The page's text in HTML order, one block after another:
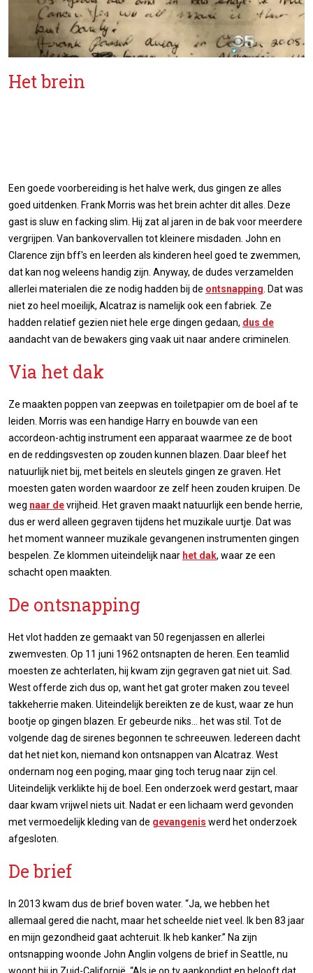
Het brein
Een goede voorbereiding is het halve werk, dus gingen ze alles
goed uitdenken. Frank Morris was het brein achter dit alles. Deze
gast is sluw en facking slim. Hij zat al jaren in de bak voor meerdere
vergrijpen. Van bankovervallen tot kleinere misdaden. John en
Clarence zijn bff's en leerden als kinderen heel goed te zwemmen,
dat kan nog weleens handig zijn. Anyway, de dudes verzamelden
allerlei materialen die ze nodig hadden bij de ontsnapping. Dat was
niet zo heel moeilijk, Alcatraz is namelijk ook een fabriek. Ze
hadden relatief gezien niet hele erge dingen gedaan, dus de
aandacht van de bewakers ging vaak uit naar andere criminelen.
Via het dak
Ze maakten poppen van zeepwas en toiletpapier om de boel af te
leiden. Morris was een handige Harry en bouwde van een
accordeon-achtig instrument een apparaat waarmee ze de boot
en de reddingsvesten op zouden kunnen blazen. Daar bleef het
natuurlijk niet bij, met beitels en sleutels gingen ze graven. Het
moesten gaten worden waardoor ze zelf heen zouden kruipen. De
weg naar devrijheid. Het graven maakt natuurlijk een bende herrie,
dus er werd alleen gegraven tijdens het muzikale uurtje. Dat was
het moment wanneer muzikale gevangenen instrumenten gingen
bespelen. Ze klommen uiteindelijk naar het dak, waar ze een
schacht open maakten.
De ontsnapping
Het vlot hadden ze gemaakt van 50 regenjassen en allerlei
zwemvesten. Op 11 juni 1962 ontsnapten de heren. Een teamlid
moesten ze achterlaten, hij kwam zijn gegraven gat niet uit. Sad.
West offerde zich dus op, want het gat groter maken zou teveel
takkeherrie maken. Uiteindelijk bereikten ze de kust, waar ze hun
bootje op gingen blazen. Er gebeurde niks... het was stil. Tot de
volgende dag de sirenes begonnen te schreeuwen. Iedereen dacht
dat het niet kon, niemand kon ontsnappen van Alcatraz. West
ondernam nog een poging, maar ging toch terug naar zijn cel.
Uiteindelijk verklikte hij de boel. Een onderzoek werd gestart, maar
daar kwam vrijwel niets uit. Nadat er een lichaam werd gevonden
met vermoedelijk kleding van de gevangenis werd het onderzoek
afgesloten.
De brief
In 2013 kwam dus de brief boven water. “Ja, we hebben het
allemaal gered die nacht, maar het scheelde niet veel. Ik ben 83 jaar
en mijn gezondheid gaat achteruit. Ik heb kanker.” Na zijn
ontsnapping woonde John Anglin volgens de brief in Seattle, nu